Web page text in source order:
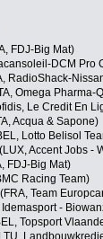
FDJ-Big Mat)
DCM Pro
RadioShack-
Omega Pharma-
Le Credit En
Acqua & Sapone)
Lotto Belisol
Accent Jobs -
FDJ-Big Mat)
Racing Team)
Team
-
Topsport